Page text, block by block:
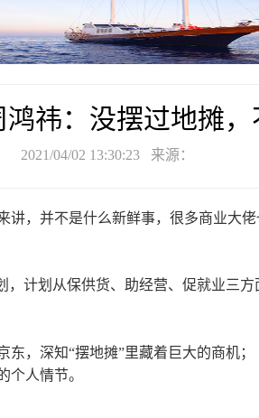
祎：没摆过地摊
2021/04/02 13:30:23 来源：
讲，并不是什么新鲜事，很多商业大佬
，计划从保供货、助经营、促就业三
，深知“摆地摊”里藏着巨大的商机；
个人情节。